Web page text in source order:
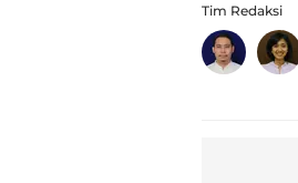
Tim Redaksi